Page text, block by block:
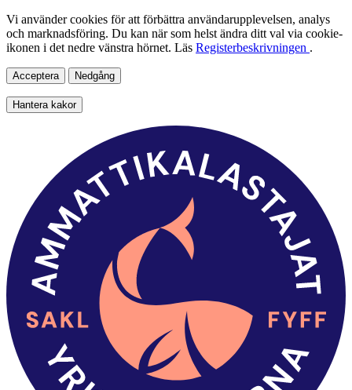
Vi använder cookies för att förbättra användarupplevelsen, analys
och marknadsföring. Du kan när som helst ändra ditt val via cookie-
ikonen i det nedre vänstra hörnet. Läs Registerbeskrivningen .
Acceptera Nedgång
Hantera kakor